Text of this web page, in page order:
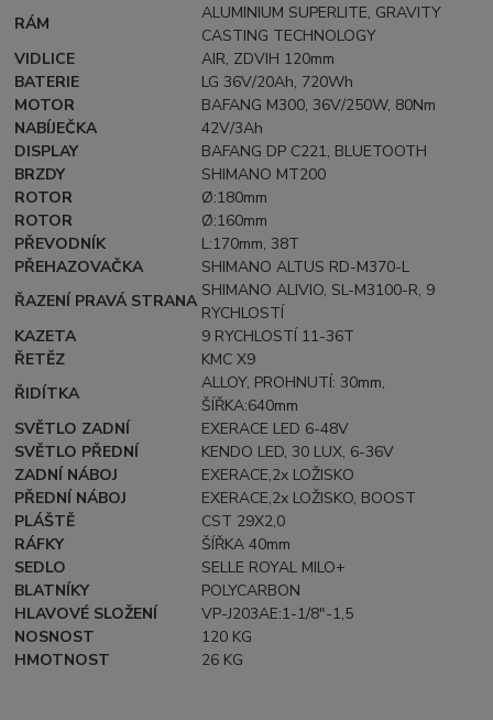
RÁM
ALUMINIUM SUPERLITE, GRAVITY
CASTING TECHNOLOGY
VIDLICE
AIR, ZDVIH 120mm
BATERIE
LG 36V/20Ah, 720Wh
MOTOR
BAFANG M300, 36V/250W, 80Nm
NABÍJEČKA
42V/3Ah
DISPLAY
BAFANG DP C221, BLUETOOTH
BRZDY
SHIMANO MT200
ROTOR
Ø:180mm
ROTOR
Ø:160mm
PŘEVODNÍK
L:170mm, 38T
PŘEHAZOVAČKA
SHIMANO ALTUS RD-M370-L
ŘAZENÍ PRAVÁ STRANA
SHIMANO ALIVIO, SL-M3100-R, 9
RYCHLOSTÍ
KAZETA
9 RYCHLOSTÍ 11-36T
ŘETĚZ
KMC X9
ŘIDÍTKA
ALLOY, PROHNUTÍ: 30mm,
ŠÍŘKA:640mm
SVĚTLO ZADNÍ
EXERACE LED 6-48V
SVĚTLO PŘEDNÍ
KENDO LED, 30 LUX, 6-36V
ZADNÍ NÁBOJ
EXERACE,2x LOŽISKO
PŘEDNÍ NÁBOJ
EXERACE,2x LOŽISKO, BOOST
PLÁŠTĚ
CST 29X2,0
RÁFKY
ŠÍŘKA 40mm
SEDLO
SELLE ROYAL MILO+
BLATNÍKY
POLYCARBON
HLAVOVÉ SLOŽENÍ
VP-J203AE:1-1/8"-1,5
NOSNOST
120 KG
HMOTNOST
26 KG